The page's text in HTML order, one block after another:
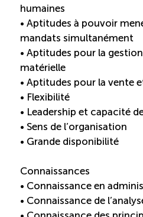
humaines
• Aptitudes à pouvoir
mandats simultanément
• Aptitudes pour la
matérielle
• Aptitudes pour la vente
• Flexibilité
• Leadership et capacité
• Sens de l’organisation
• Grande disponibilité
Connaissances
• Connaissance en
• Connaissance de